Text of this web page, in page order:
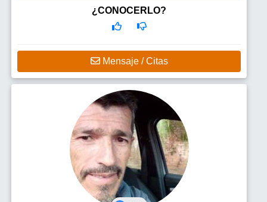
¿CONOCERLO?
Mensaje / Citas